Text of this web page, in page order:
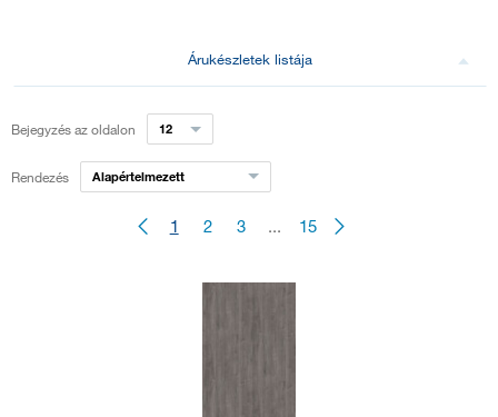
Árukészletek listája
Bejegyzés az oldalon 12
Rendezés Alapértelmezett
1 2 3 ... 15